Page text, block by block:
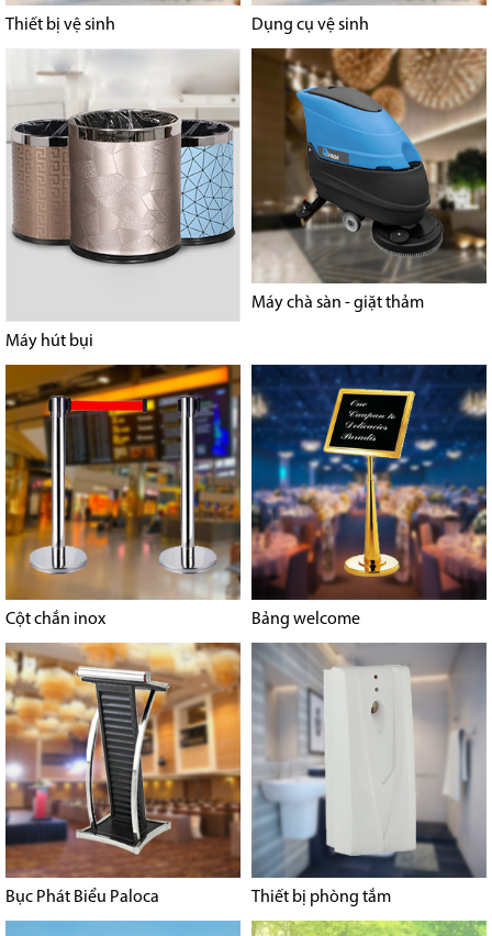
Thiết bị vệ sinh Dụng cụ vệ sinh
Máy hút bụi
Máy chà sàn - giặt thảm
Cột chắn inox Bảng welcome
Bục Phát Biểu Paloca Thiết bị phòng tắm